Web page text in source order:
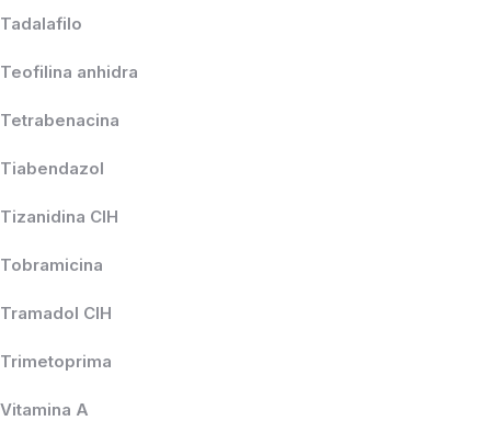
Tadalafilo
Teofilina anhidra
Tetrabenacina
Tiabendazol
Tizanidina CIH
Tobramicina
Tramadol ClH
Trimetoprima
Vitamina A